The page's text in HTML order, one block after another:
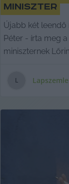
miniszter
Újabb két
Péter - írta meg
miniszternek
L Lapszemle